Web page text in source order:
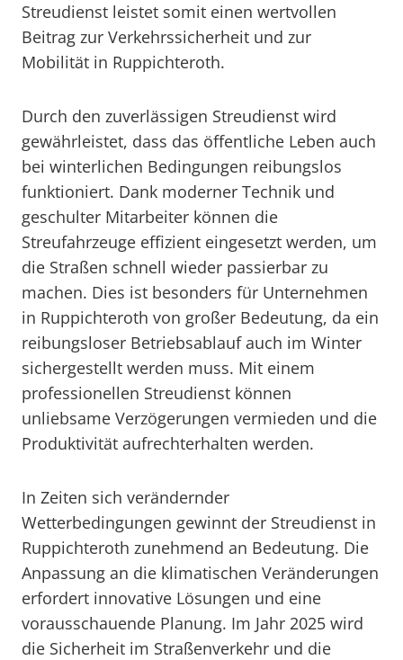
Streudienst leistet somit einen wertvollen
Beitrag zur Verkehrssicherheit und zur
Mobilität in Ruppichteroth.
Durch den zuverlässigen Streudienst wird
gewährleistet, dass das öffentliche Leben auch
bei winterlichen Bedingungen reibungslos
funktioniert. Dank moderner Technik und
geschulter Mitarbeiter können die
Streufahrzeuge effizient eingesetzt werden, um
die Straßen schnell wieder passierbar zu
machen. Dies ist besonders für Unternehmen
in Ruppichteroth von großer Bedeutung, da ein
reibungsloser Betriebsablauf auch im Winter
sichergestellt werden muss. Mit einem
professionellen Streudienst können
unliebsame Verzögerungen vermieden und die
Produktivität aufrechterhalten werden.
In Zeiten sich verändernder
Wetterbedingungen gewinnt der Streudienst in
Ruppichteroth zunehmend an Bedeutung. Die
Anpassung an die klimatischen Veränderungen
erfordert innovative Lösungen und eine
vorausschauende Planung. Im Jahr 2025 wird
die Sicherheit im Straßenverkehr und die